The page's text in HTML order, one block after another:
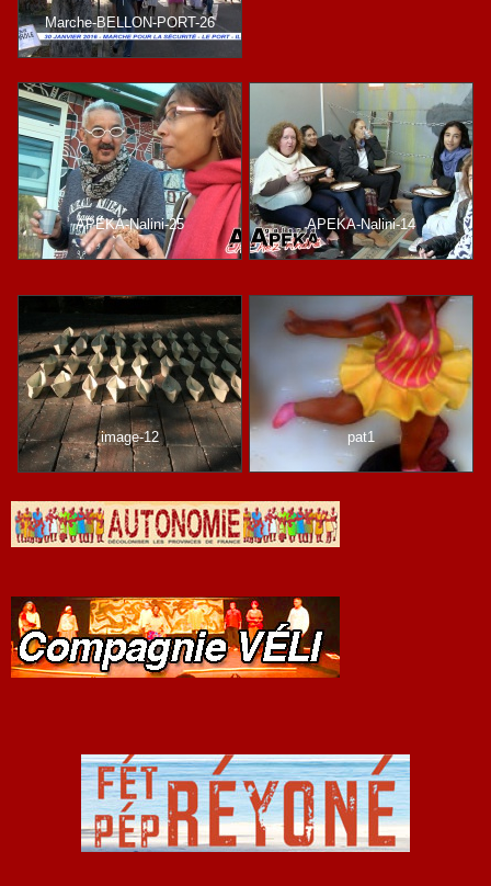
Marche-BELLON-PORT-26
APEKA-Nalini-25 APEKA-Nalini-14
image-12 pat1